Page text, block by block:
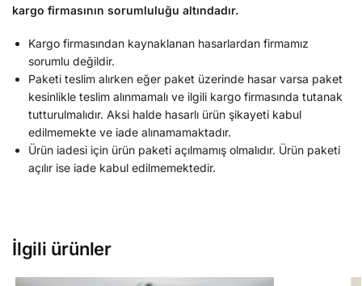
kargo firmasının sorumluluğu altındadır.
Kargo firmasından kaynaklanan hasarlardan firmamız
sorumlu değildir.
Paketi teslim alırken eğer paket üzerinde hasar varsa paket
kesinlikle teslim alınmamalı ve ilgili kargo firmasında tutanak
tutturulmalıdır. Aksi halde hasarlı ürün şikayeti kabul
edilmemekte ve iade alınamamaktadır.
Ürün iadesi için ürün paketi açılmamış olmalıdır. Ürün paketi
açılır ise iade kabul edilmemektedir.
İlgili ürünler